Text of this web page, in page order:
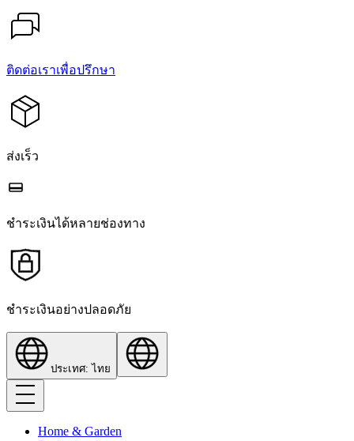
ติดต่อเราเพื่อปรึกษา
ส่งเร็ว
ชำระเงินได้หลายช่องทาง
ชำระเงินอย่างปลอดภัย
ประเทศ: ไทย
Home & Garden